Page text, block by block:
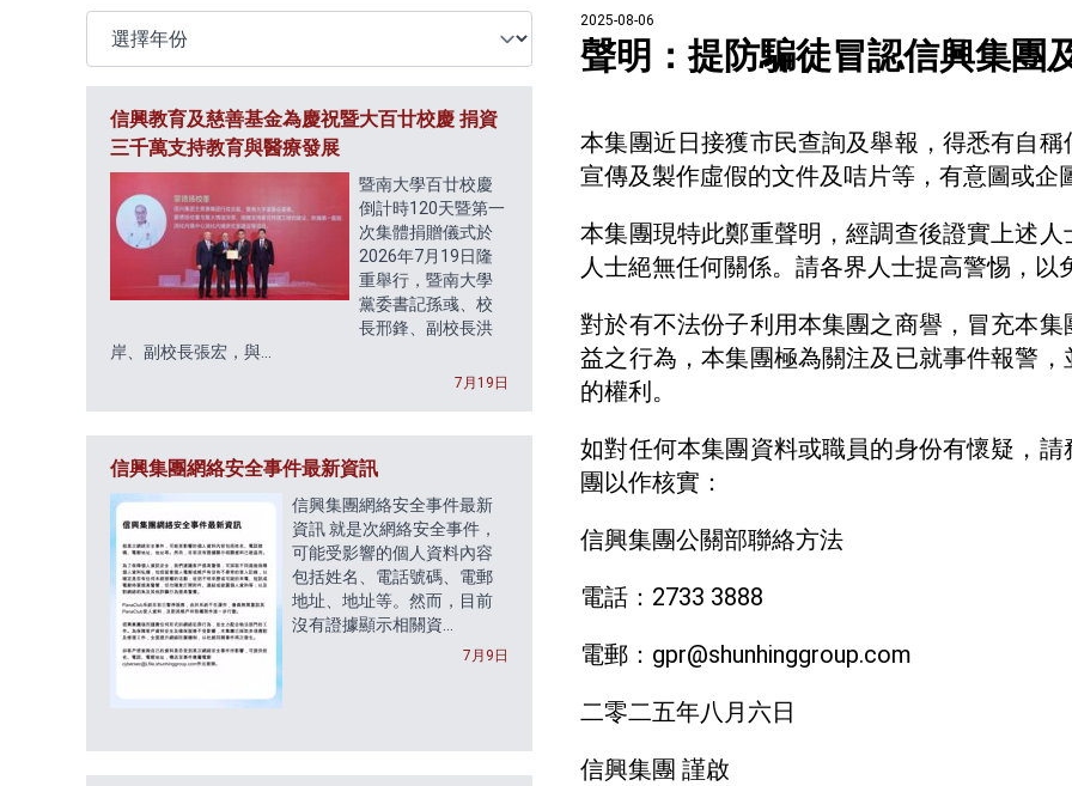
2025-08-06
聲明：提防騙徒冒認信興集團
本集團近日接獲市民查詢及舉報，得悉有自
宣傳及製作虛假的文件及咭片等，有意圖或
本集團現特此鄭重聲明，經調查後證實上述
人士絕無任何關係。請各界人士提高警惕，
對於有不法份子利用本集團之商譽，冒充本
益之行為，本集團極為關注及已就事件報警
的權利。
如對任何本集團資料或職員的身份有懷疑，
團以作核實：
信興集團公關部聯絡方法
電話：2733 3888
電郵：gpr@shunhinggroup.com
二零二五年八月六日
信興集團 謹啟
信興教育及慈善基金為慶祝暨大百廿校慶 捐資
三千萬支持教育與醫療發展
暨南大學百廿校慶
倒計時120天暨第一
次集體捐贈儀式於
2026年7月19日隆
重舉行，暨南大學
黨委書記孫彧、校
長邢鋒、副校長洪
岸、副校長張宏，與...
7月19日
信興集團網絡安全事件最新資訊
信興集團網絡安全事件最新
資訊 就是次網絡安全事件，
可能受影響的個人資料內容
包括姓名、電話號碼、電郵
地址、地址等。然而，目前
沒有證據顯示相關資...
7月9日